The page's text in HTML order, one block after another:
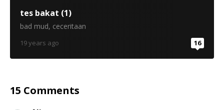
tes bakat (1)
bad mud, ceceritaan
19 years ago 16
15 Comments